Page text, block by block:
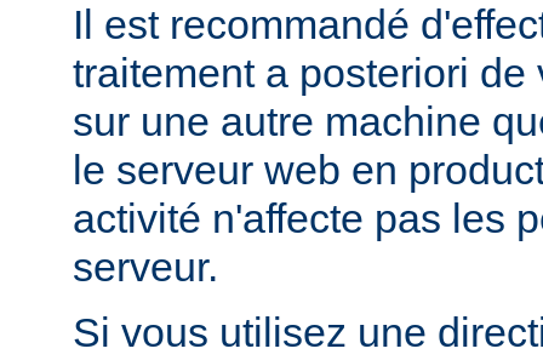
Il est recommandé
traitement a posteriori
sur une autre machine
le serveur web en
activité n'affecte pas les
serveur.
Si vous utilisez une